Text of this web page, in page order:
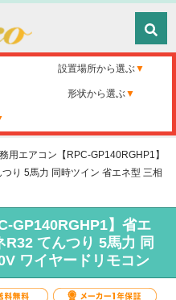
設置場所から選ぶ
形状から選ぶ
用エアコン【RPC-GP140RGHP1】
り 5馬力 同時ツイン 省エネ型 三相
GP140RGHP1】省エ
てんつり 5馬力 同
ワイヤードリモコン